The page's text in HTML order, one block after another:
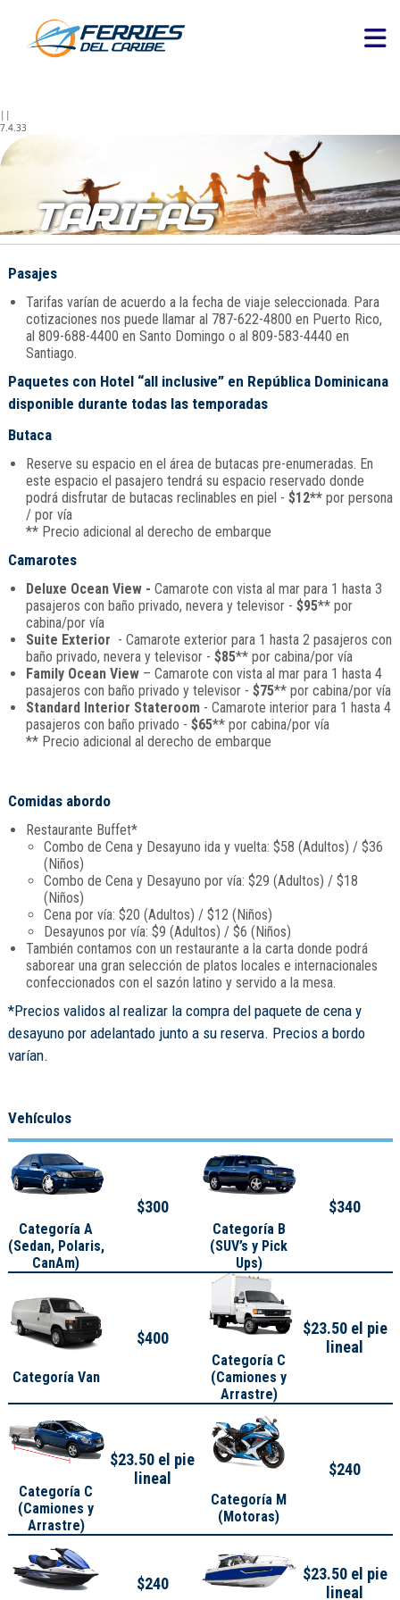
||
7.4.33
TARIFAS
Pasajes
Tarifas varían de acuerdo a la fecha de viaje seleccionada. Para
cotizaciones nos puede llamar al 787-622-4800 en Puerto Rico,
al 809-688-4400 en Santo Domingo o al 809-583-4440 en
Santiago.
Paquetes con Hotel “all inclusive” en República Dominicana
disponible durante todas las temporadas
Butaca
Reserve su espacio en el área de butacas pre-enumeradas. En
este espacio el pasajero tendrá su espacio reservado donde
podrá disfrutar de butacas reclinables en piel - $12**por persona
/ por vía
** Precio adicional al derecho de embarque
Camarotes
Deluxe Ocean View - Camarote con vista al mar para 1 hasta 3
pasajeros con baño privado, nevera y televisor - $95** por
cabina/por vía
Suite Exterior - Camarote exterior para 1 hasta 2 pasajeros con
baño privado, nevera y televisor - $85** por cabina/por vía
Family Ocean View– Camarote con vista al mar para 1 hasta 4
pasajeros con baño privado y televisor - $75** por cabina/por vía
Standard Interior Stateroom- Camarote interior para 1 hasta 4
pasajeros con baño privado - $65** por cabina/por vía
** Precio adicional al derecho de embarque
Comidas abordo
Restaurante Buffet*
Combo de Cena y Desayuno ida y vuelta: $58 (Adultos) / $36
(Niños)
Combo de Cena y Desayuno por vía: $29 (Adultos) / $18
(Niños)
Cena por vía: $20 (Adultos) / $12 (Niños)
Desayunos por vía: $9 (Adultos) / $6 (Niños)
También contamos con un restaurante a la carta donde podrá
saborear una gran selección de platos locales e internacionales
confeccionados con el sazón latino y servido a la mesa.
*Precios validos al realizar la compra del paquete de cena y
desayuno por adelantado junto a su reserva. Precios a bordo
varían.
Vehículos
Categoría A
(Sedan, Polaris,
CanAm)
$300
Categoría B
(SUV’s y Pick
Ups)
$340
Categoría Van
$400
Categoría C
(Camiones y
Arrastre)
$23.50 el pie
lineal
Categoría C
(Camiones y
Arrastre)
$23.50 el pie
lineal
Categoría M
(Motoras)
$240
$240
$23.50 el pie
lineal